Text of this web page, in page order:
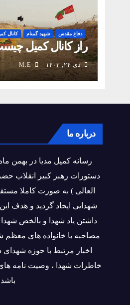
دفاع مقدس شهید گمنام کانال
راز کانال کمیل
دی ۲۴, ۱۴۰۳ M.E
درباره ما
دستورات رهبر کبیر انقلاب
العالی ) به صورت کاملا
شهدایی ایجاد گردید و هدف
داشتن یاد شهدا و بالخص
مصاحبه با خانواده های
اخبار مرتبط با حوزه
خاطرات شهدا ، وصیت نامه